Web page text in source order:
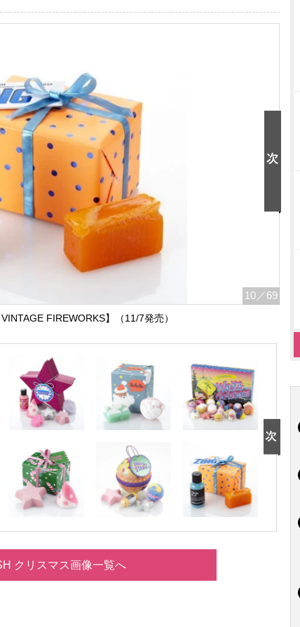
10 ／69
FIREWORKS】（11/7発売）
クリスマス画像一覧へ